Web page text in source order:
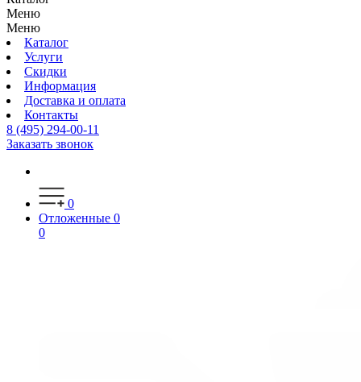
Меню
Меню
Каталог
Услуги
Скидки
Информация
Доставка и оплата
Контакты
8 (495) 294-00-11
Заказать звонок
0
Отложенные 0
0